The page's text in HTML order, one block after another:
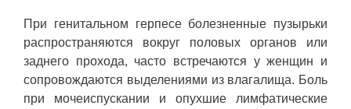
При генитальном герпесе болезненные пузырьки
распространяются вокруг половых органов или
заднего прохода, часто встречаются у женщин и
сопровождаются выделениями из влагалища. Боль
при мочеиспускании и опухшие лимфатические